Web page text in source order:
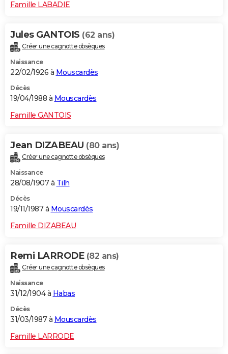
Famille LABADIE
Jules GANTOIS (62 ans)
Créer une cagnotte obsèques
Naissance
22/02/1926 à Mouscardès
Décès
19/04/1988 à Mouscardès
Famille GANTOIS
Jean DIZABEAU (80 ans)
Créer une cagnotte obsèques
Naissance
28/08/1907 à Tilh
Décès
19/11/1987 à Mouscardès
Famille DIZABEAU
Remi LARRODE (82 ans)
Créer une cagnotte obsèques
Naissance
31/12/1904 à Habas
Décès
31/03/1987 à Mouscardès
Famille LARRODE